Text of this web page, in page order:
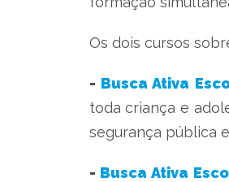
Os dois cursos
- Busca Ativa
toda criança e
segurança pública
- Busca Ativa